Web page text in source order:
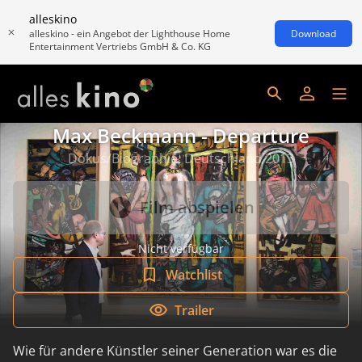
alleskino
alleskino - ein Angebot der Lighthouse Home
Entertainment Vertriebs GmbH & Co. KG
Download
Max Beckmann - Departure
Dokus/Biographie, Deutschland 2013
Film abspielen
Nicht verfügbar
Watchlist
Trailer
Wie für andere Künstler seiner Generation war es die